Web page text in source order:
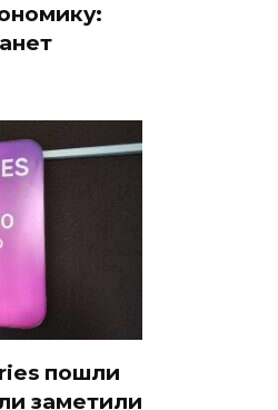
пошли
заметили